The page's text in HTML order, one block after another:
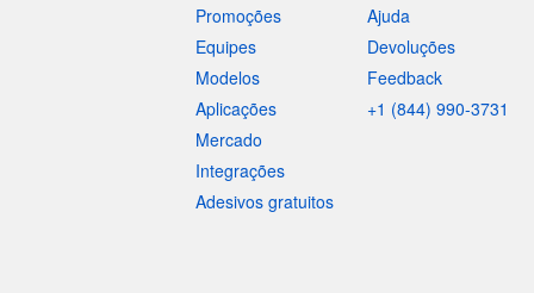
Promoções
Equipes
Modelos
Aplicações
Mercado
Integrações
Adesivos gratuitos
Ajuda
Devoluções
Feedback
+1 (844) 990-3731